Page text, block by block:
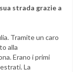
strada grazie a
Tramite un caro
alla
Erano i primi
La